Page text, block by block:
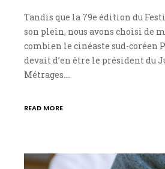
Tandis que la 79e édition du
son plein, nous avons choisi de
combien le cinéaste sud-coréen
devait d’en être le président du
Métrages.…
READ MORE